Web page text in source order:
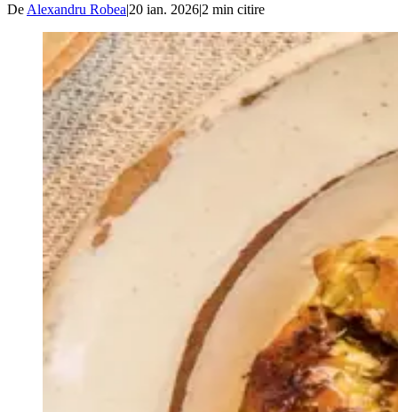
De Alexandru Robea|20 ian. 2026|2 min citire